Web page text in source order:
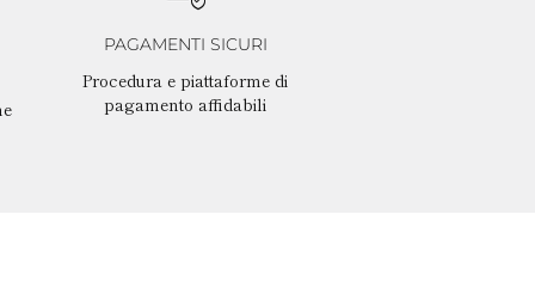
PAGAMENTI SICURI
Procedura e piattaforme di
pagamento affidabili